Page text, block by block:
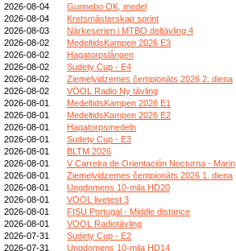
2026-08-04
Gunnebo OK, medel
2026-08-04
Kretsmästerskap sprint
2026-08-03
Närkeserien i MTBO deltävling 4
2026-08-02
MedeltidsKampen 2026 E3
2026-08-02
Hagatorpslången
2026-08-02
Sudety Cup - E4
2026-08-02
Ziemeļvidzemes čempionāts 2026 2. diena
2026-08-02
VÖOL Radio Ny tävling
2026-08-01
MedeltidsKampen 2026 E1
2026-08-01
MedeltidsKampen 2026 E2
2026-08-01
Hagatorpsmedeln
2026-08-01
Sudety Cup - E3
2026-08-01
BLTM 2026
2026-08-01
V Carreira de Orientación Nocturna - Marin
2026-08-01
Ziemeļvidzemes čempionāts 2026 1. diena
2026-08-01
Ungdomens 10-mila HD20
2026-08-01
VOOL livetest 3
2026-08-01
FISU Portugal - Middle distance
2026-08-01
VOOL Radiotävling
2026-07-31
Sudety Cup - E2
2026-07-31
Ungdomens 10-mila HD14